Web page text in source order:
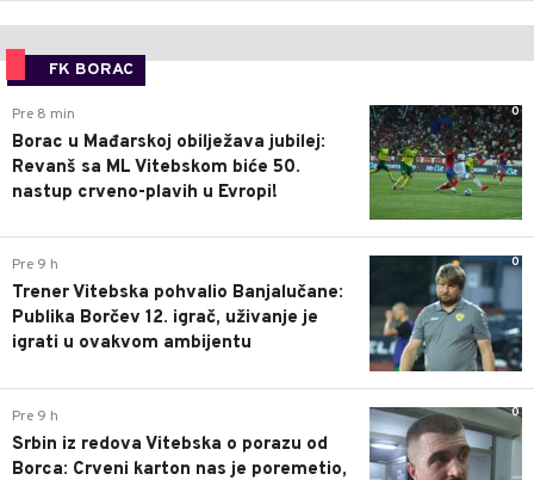
FK BORAC
0
Pre 8 min
Borac u Mađarskoj obilježava jubilej:
Revanš sa ML Vitebskom biće 50.
nastup crveno-plavih u Evropi!
0
Pre 9 h
Trener Vitebska pohvalio Banjalučane:
Publika Borčev 12. igrač, uživanje je
igrati u ovakvom ambijentu
0
Pre 9 h
Srbin iz redova Vitebska o porazu od
Borca: Crveni karton nas je poremetio,